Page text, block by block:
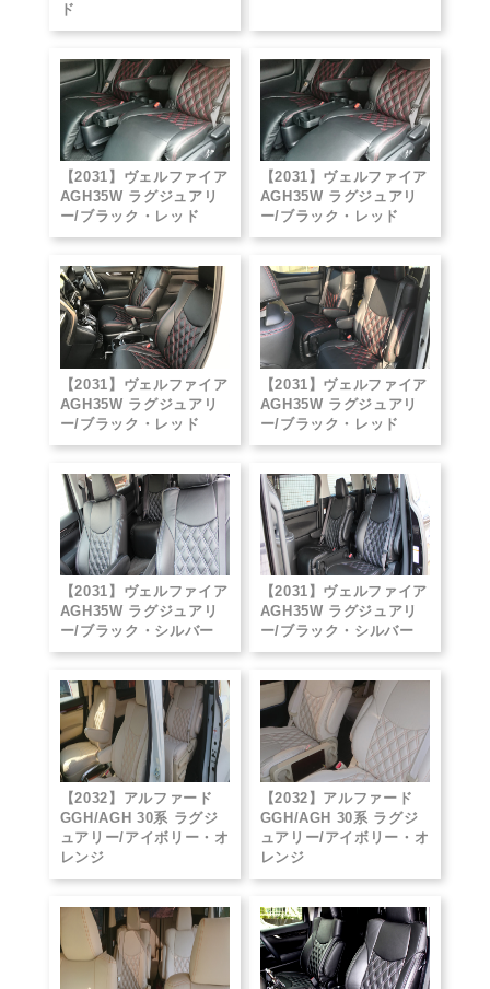
ド
【2031】ヴェルファイア
AGH35W ラグジュアリ
ー/ブラック・レッド
【2031】ヴェルファイア
AGH35W ラグジュアリ
ー/ブラック・レッド
【2031】ヴェルファイア
AGH35W ラグジュアリ
ー/ブラック・レッド
【2031】ヴェルファイア
AGH35W ラグジュアリ
ー/ブラック・レッド
【2031】ヴェルファイア
AGH35W ラグジュアリ
ー/ブラック・シルバー
【2031】ヴェルファイア
AGH35W ラグジュアリ
ー/ブラック・シルバー
【2032】アルファード
GGH/AGH 30系 ラグジ
ュアリー/アイボリー・オ
レンジ
【2032】アルファード
GGH/AGH 30系 ラグジ
ュアリー/アイボリー・オ
レンジ